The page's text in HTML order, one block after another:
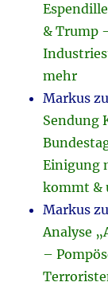
& Trump
mehr
Markus
Sendung
Einigung
kommt &
Markus
Analyse
–